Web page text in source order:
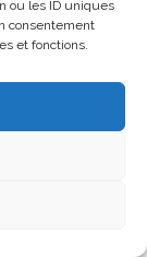
ou les ID uniques
consentement
et fonctions.